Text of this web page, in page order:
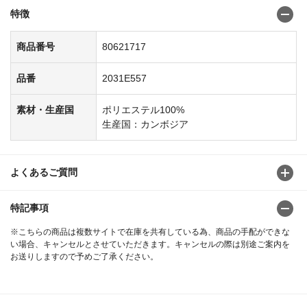
特徴
商品番号 80621717
品番 2031E557
素材・生産国
ポリエステル100%
生産国：カンボジア
よくあるご質問
特記事項
※こちらの商品は複数サイトで在庫を共有している為、商品の手配ができな
い場合、キャンセルとさせていただきます。キャンセルの際は別途ご案内を
お送りしますので予めご了承ください。